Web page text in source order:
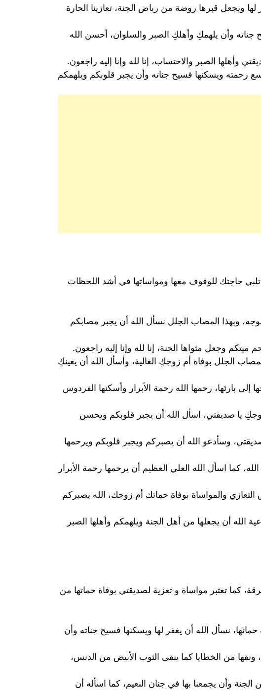
ويجعل قبرها روضة من رياض الجنة، تعازينا الحارة
وأن يلهمكِ وأهلكِ الصبر والسلوان، أحسن الله
وأهلها الصبر والاحتساب، إنا لله وإنا إليه راجعون.
رحمته ويسكنها فسيح جناته وأن يجبر قلوبكم ويلهمكم
حاجتك للوقوف معها ومواساتها في أشد اللحظات
وبهذا المصاب الجلل نسأل الله أن يجبر مصابكم
وجعل مثواها الجنة، إنا لله وإنا إليه راجعون.
الجلل بوفاة أم زوجكِ الغالية، وأسأل الله أن يعينكِ
بارئها، رحمها الله رحمة الأبرار وأسكنها الفردوس
زوجكِ يا صديقتي، اسأل الله أن يجبر قلوبكم ويحسن
وسأدعو الله أن يصبركم ويجبر قلوبكم ويرحمها
كما اسأل الله العلي العظيم أن يرحمها رحمة الأبرار
والمواساة بوفاة حماتك أم زوجك، الله يصبركم
الله أن يجعلها من أهل الجنة ويلهمكم وأهلها الصبر
كما تعتبر مواساة و تعزية لصديقتي بوفاة حماتها من
نسأل الله أن يغفر لها ويسكنها فسيح جناته وأن
ونقها من الخطايا كما ينقى الثوب الأبيض من الدنس،
وأن يجمعنا بها في جنان النعيم، كما اسأله أن